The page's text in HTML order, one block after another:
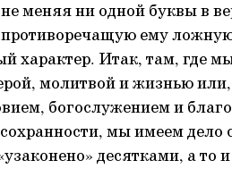
меняя ни одной буквы в
противоречащую ему
характер. Итак, там, где
молитвой и жизнью
богослужением и
мы имеем дело
десятками, а то